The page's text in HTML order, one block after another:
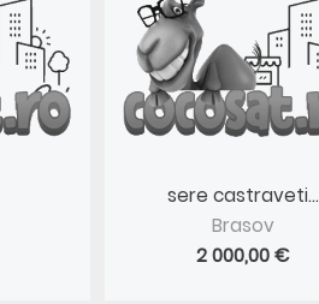
sere castraveti...
Brasov
2 000,00 €